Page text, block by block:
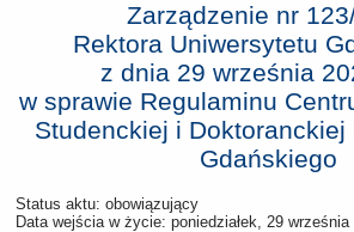
Zarządzenie nr
Rektora Uniwersytetu
z dnia 29 września
w sprawie Regulaminu
Studenckiej i Doktoranckiej
Gdańskiego
Status aktu: obowiązujący
Data wejścia w życie: poniedziałek, 29